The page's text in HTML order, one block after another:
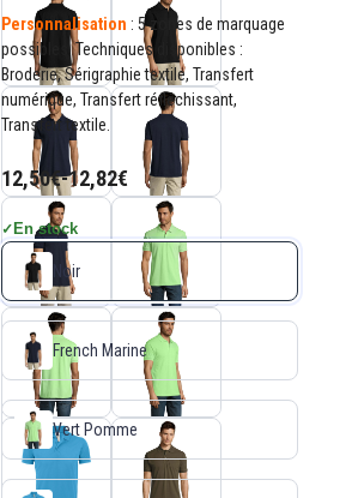
Personnalisation : 5 zones de marquage
possibles. Techniques disponibles :
Broderie, Sérigraphie textile, Transfert
numérique, Transfert réfléchissant,
Transfert textile.
12,50€-12,82€
✓ En stock
Noir
French Marine
Vert Pomme